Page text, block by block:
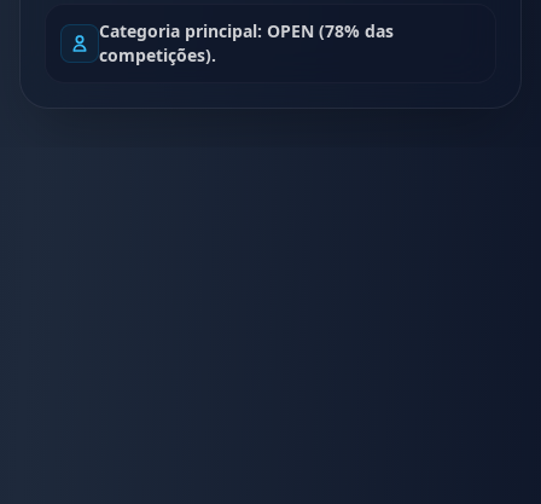
Categoria principal: OPEN (78% das
competições).